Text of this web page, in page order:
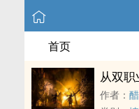
首页
从双
作者：